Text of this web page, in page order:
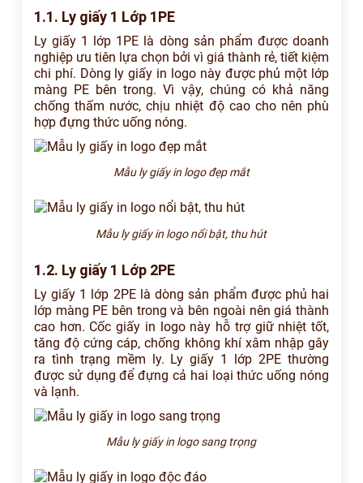
1.1. Ly giấy 1 Lớp 1PE
Ly giấy 1 lớp 1PE là dòng sản phẩm được doanh
nghiệp ưu tiên lựa chọn bởi vì giá thành rẻ, tiết kiệm
chi phí. Dòng ly giấy in logo này được phủ một lớp
màng PE bên trong. Vì vậy, chúng có khả năng
chống thấm nước, chịu nhiệt độ cao cho nên phù
hợp đựng thức uống nóng.
Mẫu ly giấy in logo đẹp mắt
Mẫu ly giấy in logo nổi bật, thu hút
1.2. Ly giấy 1 Lớp 2PE
Ly giấy 1 lớp 2PE là dòng sản phẩm được phủ hai
lớp màng PE bên trong và bên ngoài nên giá thành
cao hơn. Cốc giấy in logo này hỗ trợ giữ nhiệt tốt,
tăng độ cứng cáp, chống không khí xâm nhập gây
ra tình trạng mềm ly. Ly giấy 1 lớp 2PE thường
được sử dụng để đựng cả hai loại thức uống nóng
và lạnh.
Mẫu ly giấy in logo sang trọng